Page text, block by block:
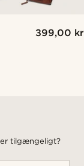
399,00 kr
tilgængeligt?